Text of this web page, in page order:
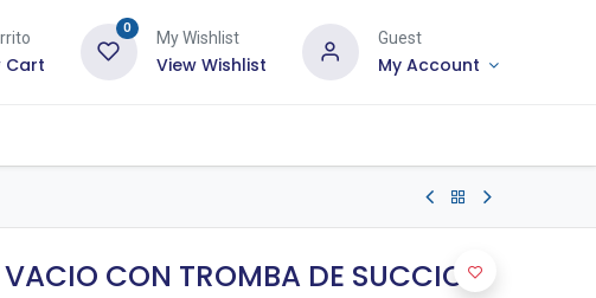
Cart
0
My Wishlist
View Wishlist
Guest
My Account
CON TROMBA DE SUCCION